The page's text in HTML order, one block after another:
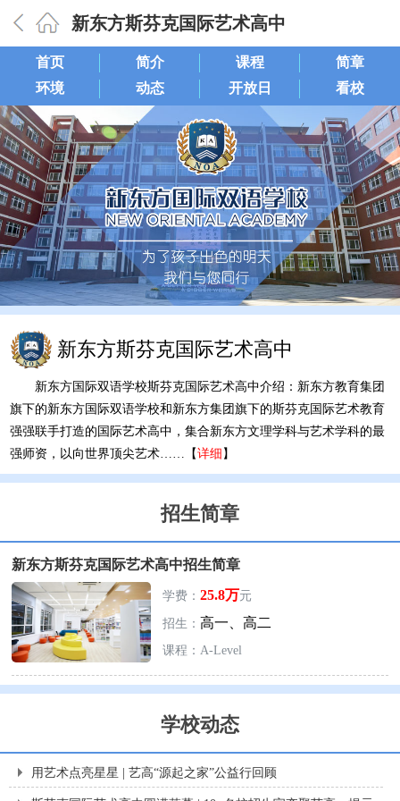
新东方斯芬克国际艺术高中
首页 简介 课程
简章
环境
动态 开放日 看校
新东方斯芬克国际艺术高中
新东方国际双语学校斯芬克国际艺术高中介绍：新东方教育集团
旗下的新东方国际双语学校和新东方集团旗下的斯芬克国际艺术教育
强强联手打造的国际艺术高中，集合新东方文理学科与艺术学科的最
强师资，以向世界顶尖艺术……【详细 】
招生简章
新东方斯芬克国际艺术高中招生简章
学费： 25.8万元
招生： 高一、高二
课程：A-Level
学校动态
用艺术点亮星星 | 艺高“源起之家”公益行回顾